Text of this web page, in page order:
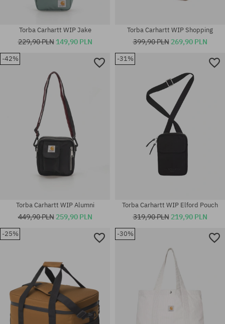
rozmiar uniwersalny rozmiar uniwersalny
rozmiar uniwersalny
Torba Carhartt WIP Jake
229,90 PLN 149,90 PLN
rozmiar uniwersalny
Torba Carhartt WIP Shopping
399,90 PLN 269,90 PLN
-42%
Torba Carhartt WIP Alumni
449,90 PLN 259,90 PLN
-31%
Torba Carhartt WIP Elford Pouch
319,90 PLN 219,90 PLN
-25% -30%